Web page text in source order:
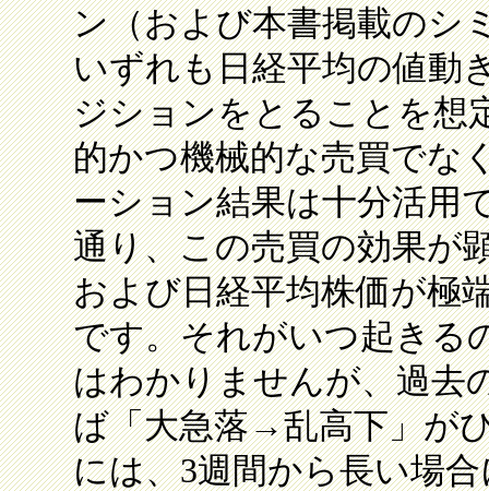
ン（および本書掲載のシ
いずれも日経平均の値動
ジションをとることを想
的かつ機械的な売買でな
ーション結果は十分活用
通り、この売買の効果が
および日経平均株価が極
です。それがいつ起きる
はわかりませんが、過去
ば「大急落→乱高下」が
には、3週間から長い場